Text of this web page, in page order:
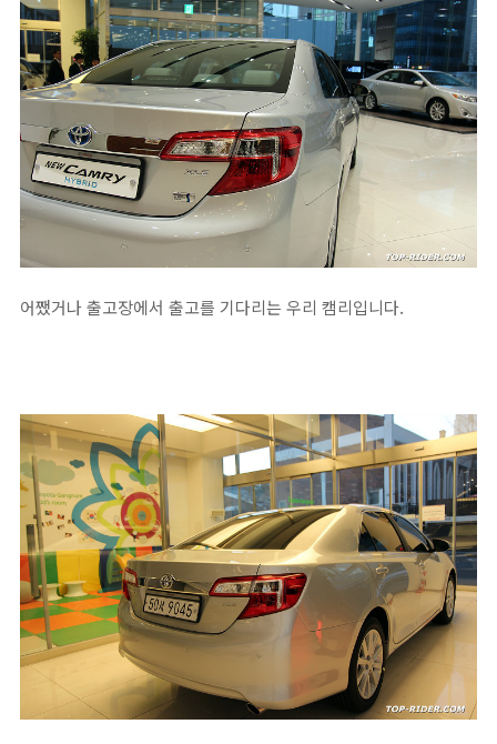
어쨌거나 출고장에서 출고를 기다리는 우리 캠리입니다.